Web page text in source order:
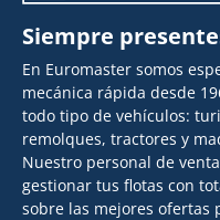
Siempre
En Euromaster somos
mecánica rápida desde
todo tipo de vehículos:
remolques, tractores y
Nuestro personal de
gestionar tus flotas con
sobre las mejores ofertas